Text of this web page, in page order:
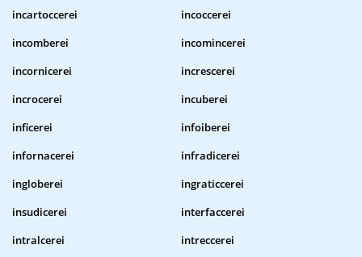
incartoccerei
incoccerei
incomberei
incomincerei
incornicerei
increscerei
incrocerei
incuberei
inficerei
infoiberei
infornacerei
infradicerei
ingloberei
ingraticcerei
insudicerei
interfaccerei
intralcerei
intreccerei